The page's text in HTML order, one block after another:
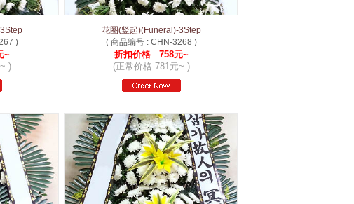
)
~
~)
花圈(竖起)(Funeral)-3Step
( 商品编号 : CHN-3268 )
折扣价格 758元~
(正常价格781元~)